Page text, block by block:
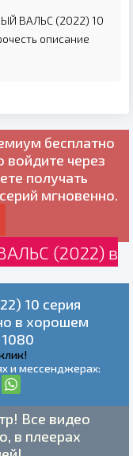
ВАЛЬС (2022) 10
описание
бесплатно
войдите через
получать
мгновенно.
(2022) в
10 серия
в хорошем
и мессенджерах:
Все видео
в плеерах